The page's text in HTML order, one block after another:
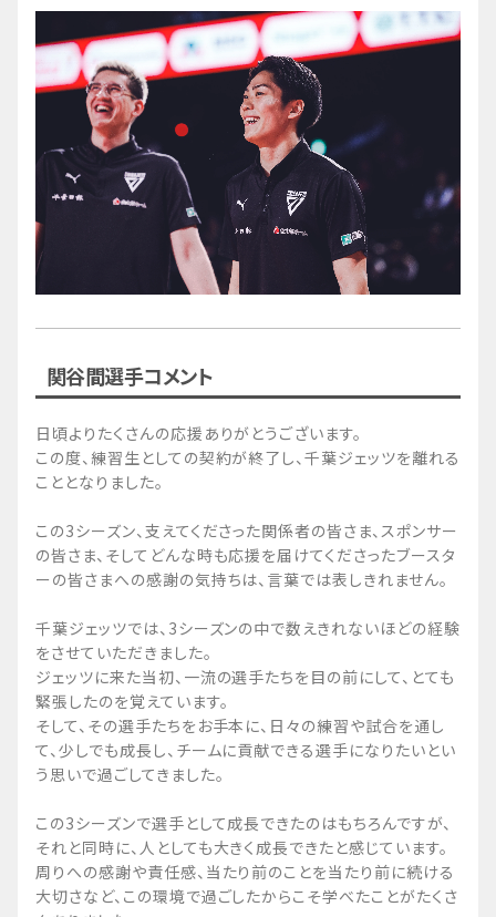
関谷間選手コメント
日頃よりたくさんの応援ありがとうございます。
この度、練習生としての契約が終了し、千葉ジェッツを離れる
こととなりました。
この3シーズン、支えてくださった関係者の皆さま、スポンサー
の皆さま、そしてどんな時も応援を届けてくださったブースタ
ーの皆さまへの感謝の気持ちは、言葉では表しきれません。
千葉ジェッツでは、3シーズンの中で数えきれないほどの経験
をさせていただきました。
ジェッツに来た当初、一流の選手たちを目の前にして、とても
緊張したのを覚えています。
そして、その選手たちをお手本に、日々の練習や試合を通し
て、少しでも成長し、チームに貢献できる選手になりたいとい
う思いで過ごしてきました。
この3シーズンで選手として成長できたのはもちろんですが、
それと同時に、人としても大きく成長できたと感じています。
周りへの感謝や責任感、当たり前のことを当たり前に続ける
大切さなど、この環境で過ごしたからこそ学べたことがたくさ